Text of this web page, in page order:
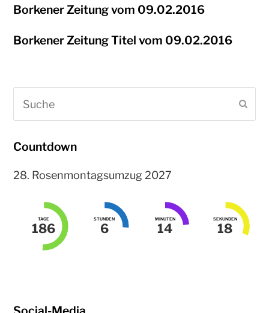
Borkener Zeitung vom 09.02.2016
Borkener Zeitung Titel vom 09.02.2016
Countdown
28. Rosenmontagsumzug 2027
TAGE
186
STUNDEN
6
MINUTEN
14
SEKUNDEN
18